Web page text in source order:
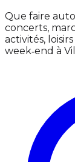
Que faire
concerts,
activités,
week‑end à